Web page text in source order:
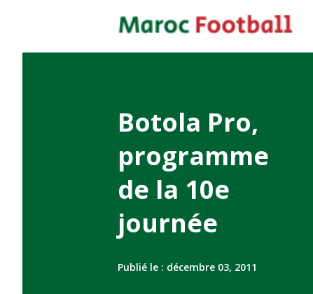
Botola Pro,
programme
de la 10e
journée
Publié le : décembre 03, 2011